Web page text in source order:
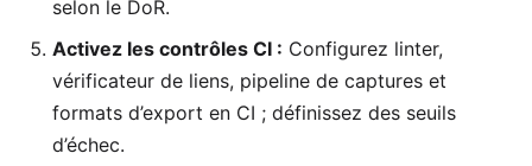
selon le DoR.
Activez les contrôles CI : Configurez linter,
vérificateur de liens, pipeline de captures et
formats d’export en CI ; définissez des seuils
d’échec.